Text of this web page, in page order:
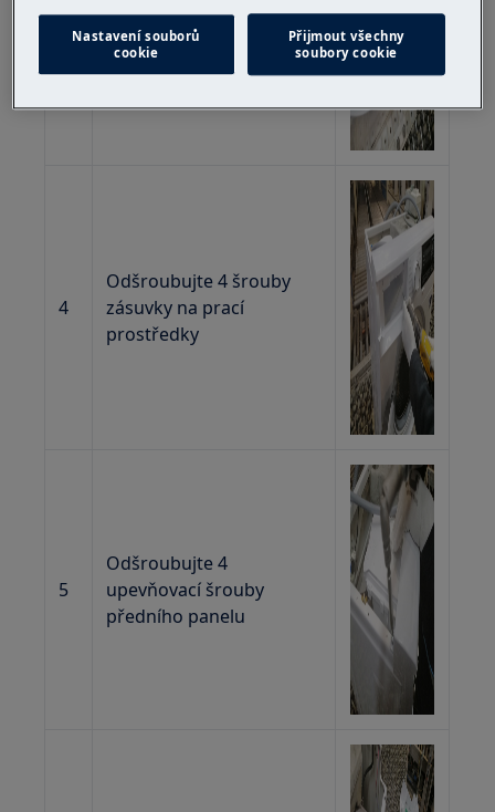
3
pouzdra
4
Odšroubujte 4 šrouby
zásuvky na prací
prostředky
5
Odšroubujte 4
upevňovací šrouby
předního panelu
Nastavení souborů
cookie
Přijmout všechny
soubory cookie